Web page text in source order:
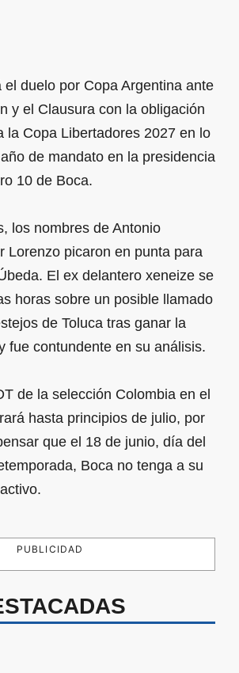
duelo por Copa Argentina ante
y el Clausura con la obligación
la Copa Libertadores 2027 en lo
de mandato en la presidencia
10 de Boca.
los nombres de Antonio
Lorenzo picaron en punta para
El ex delantero xeneize se
horas sobre un posible llamado
de Toluca tras ganar la
fue contundente en su análisis.
de la selección Colombia en el
hasta principios de julio, por
que el 18 de junio, día del
Boca no tenga a su
PUBLICIDAD